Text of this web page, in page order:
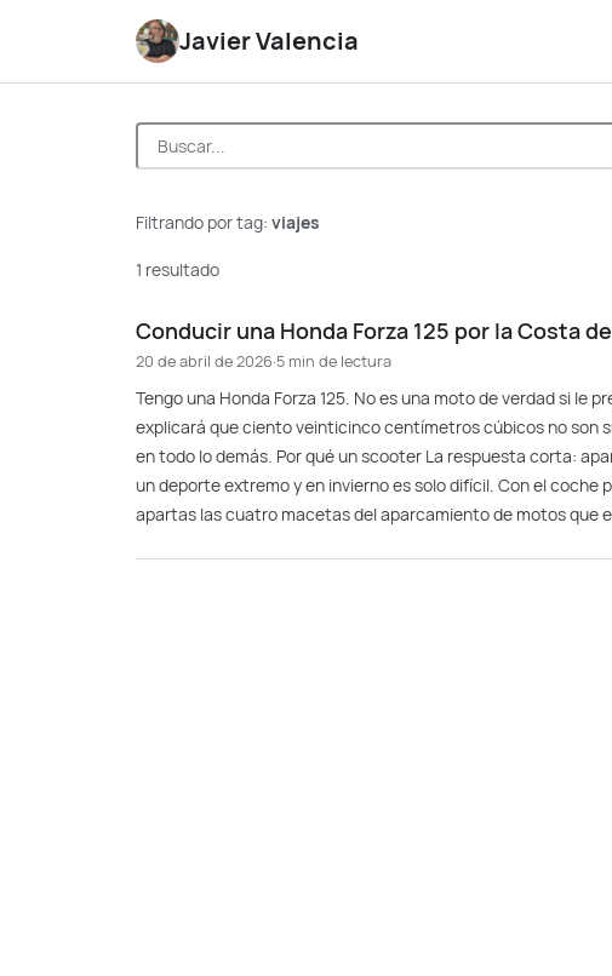
Javier Valencia
Filtrando por tag: viajes
1 resultado
Conducir una Honda Forza 125 por la Costa
20 de abril de 2026·5 min de lectura
Tengo una Honda Forza 125. No es una moto de verdad si
explicará que ciento veinticinco centímetros cúbicos no son
en todo lo demás. Por qué un scooter La respuesta corta:
un deporte extremo y en invierno es solo difícil. Con el
apartas las cuatro macetas del aparcamiento de motos que